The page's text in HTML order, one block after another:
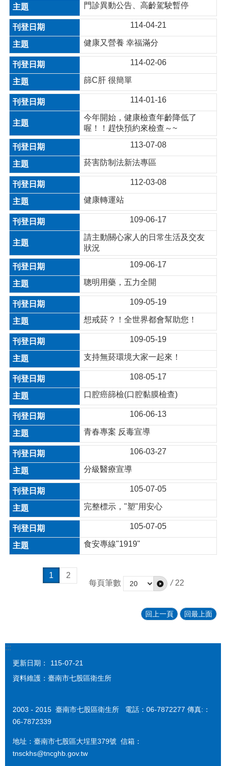
門診異動公告、高齡駕駛暫停
114-04-21
健康又營養 幸福滿分
114-02-06
篩C肝 很簡單
114-01-16
今年開始，健康檢查年齡降低了
喔！！趕快預約來檢查～~
113-07-08
菸害防制法新法專區
112-03-08
健康轉運站
109-06-17
請主動關心家人的日常生活及交友
狀況
109-06-17
聰明用藥，五力全開
109-05-19
想戒菸？！全世界都會幫助您！
109-05-19
支持無菸環境大家一起來！
108-05-17
口腔癌篩檢(口腔黏膜檢查)
106-06-13
青春專案 反毒宣導
106-03-27
分級醫療宣導
105-07-05
完整標示，"塑"用安心
105-07-05
食安專線"1919"
1
2
每頁筆數
/ 22
回上一頁 回最上面
:::
更新日期：
115-07-21
資料維護：臺南市七股區衛生所
2003 - 2015 臺南市七股區衛生所 電話：06-7872277 傳真:：
06-7872339
地址：臺南市七股區大埕里379號 信箱：
tnsckhs@tncghb.gov.tw